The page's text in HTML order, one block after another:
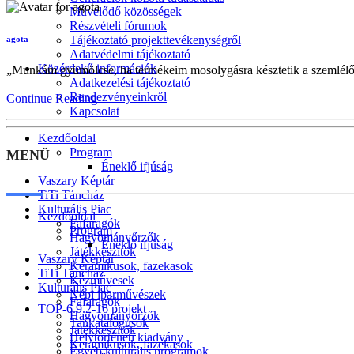
Művelődő közösségek
Részvételi fórumok
Tájékoztató projekttevékenységről
Adatvédelmi tájékoztató
Közérdekű információk
Adatkezelési tájékoztató
Rendezvényeinkről
Kapcsolat
Kezdőoldal
Program
Éneklő ifjúság
Vaszary Képtár
TiTi Táncház
Kulturális Piac
Fafaragók
Hagyományőrzők
Játékkészítők
Keramikusok, fazekasok
Kézművesek
Népi iparművészek
TOP-6.9.2-16 projekt
Tankatalógusok
Helytörténeti kiadvány
Egyéb kulturális programok
agota
„Munkám gyümölcse, ha termékeim mosolygásra késztetik a
Continue Reading
MENÜ
Kezdőoldal
Program
Éneklő ifjúság
Vaszary Képtár
TiTi Táncház
Kulturális Piac
Fafaragók
Hagyományőrzők
Játékkészítők
Keramikusok, fazekasok